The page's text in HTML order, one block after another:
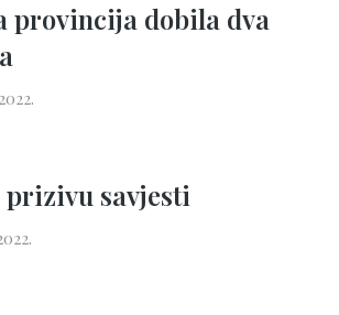
provincija dobila dva
prizivu savjesti